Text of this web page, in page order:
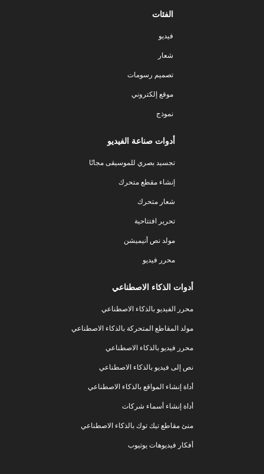
الفئات
فيديو
شعار
تصميم رسومات
موقع إلكتروني
نموذج
أدوات صناعة الفيديو
تجسيد بصري للموسيقى مجانًا
إنشاء مقطع متحرك
شعار متحرك
تحرير افتتاحية
مولد نص أنيميشن
محرر فيديو
أدوات الذكاء الاصطناعي
محرر الفيديو بالذكاء الاصطناعي
مولد المقاطع المتحركة بالذكاء الاصطناعي
محرر فيديو بالذكاء الاصطناعي
نص إلى فيديو بالذكاء الاصطناعي
أداة إنشاء المواقع بالذكاء الاصطناعي
أداة إنشاء أسماء شركات
منئ مقاطع تيك توك بالذكاء الاصطناعي
أفكار فيديوهات يوتيوب